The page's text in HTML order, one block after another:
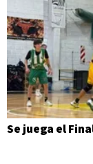
Se juega el